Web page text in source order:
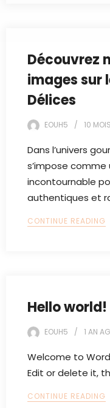
Découvrez
images sur
Délices
EOUH5 10 MOIS
Dans l’univers
s’impose
incontournable
authentiques et
CONTINUE READING
Hello world!
EOUH5 1 AN
Welcome to
Edit or delete it,
CONTINUE READING